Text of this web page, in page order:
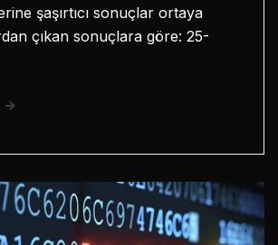
şaşırtıcı sonuçlar ortaya
çıkan sonuçlara göre: 25-